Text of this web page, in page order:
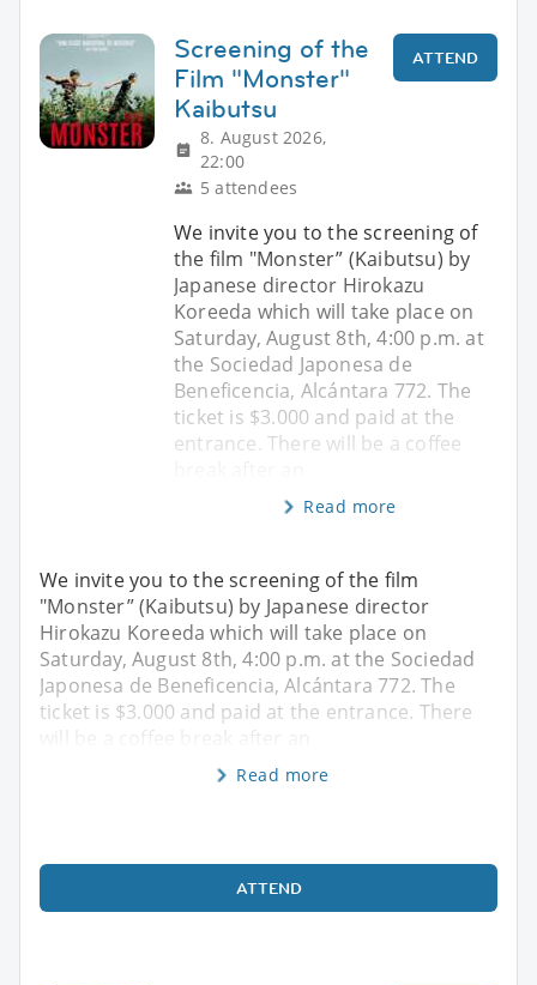
Screening of the
Film "Monster"
Kaibutsu
8. August 2026,
22:00
5 attendees
ATTEND
We invite you to the screening of
the film "Monster” (Kaibutsu) by
Japanese director Hirokazu
Koreeda which will take place on
Saturday, August 8th, 4:00 p.m. at
the Sociedad Japonesa de
Beneficencia, Alcántara 772. The
ticket is $3.000 and paid at the
entrance. There will be a coffee
Read more
We invite you to the screening of the film
"Monster” (Kaibutsu) by Japanese director
Hirokazu Koreeda which will take place on
Saturday, August 8th, 4:00 p.m. at the Sociedad
Japonesa de Beneficencia, Alcántara 772. The
ticket is $3.000 and paid at the entrance. There
will be a coffee break after an
Read more
ATTEND